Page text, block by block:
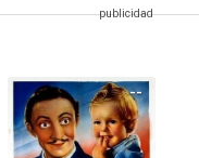
--